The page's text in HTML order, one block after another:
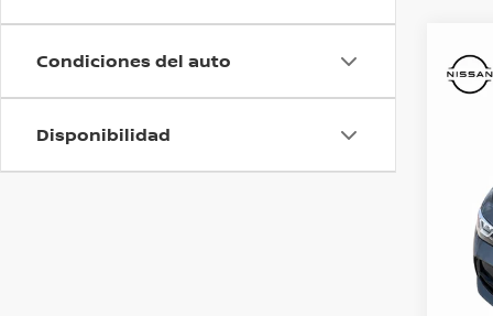
Condiciones del auto
Disponibilidad
2023